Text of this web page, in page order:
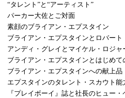
“タレント”と“アーティスト”
パーカー大佐とご対面
素顔のブライアン・エプスタイン
ブライアン・エプスタインとロバー
アンディ・グレイとマイケル・ロジャ
ブライアン・エプスタインとはじめて
ブライアン・エプスタインへの献上品
エプスタインのタレント・スカウト能
『プレイボーイ』誌と社長のヒュー・